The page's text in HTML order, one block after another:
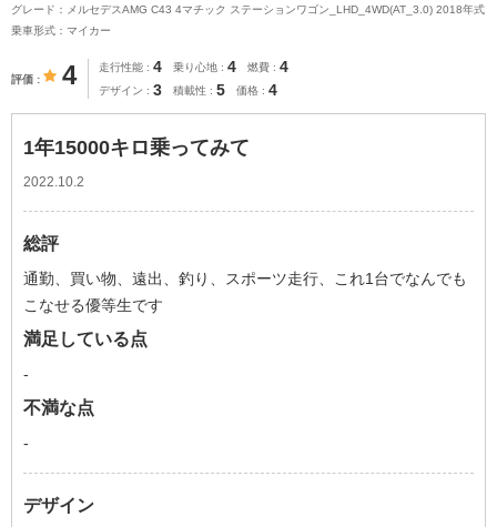
グレード：メルセデスAMG C43 4マチック ステーションワゴン_LHD_4WD(AT_3.0) 2018年式
乗車形式：マイカー
評価 4 走行性能 4 乗り心地 4 燃費 4
デザイン 3 積載性 5 価格 4
1年15000キロ乗ってみて
2022.10.2
総評
通勤、買い物、遠出、釣り、スポーツ走行、これ1台でなんでも
こなせる優等生です
満足している点
-
不満な点
-
デザイン